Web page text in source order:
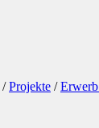
/Projekte /